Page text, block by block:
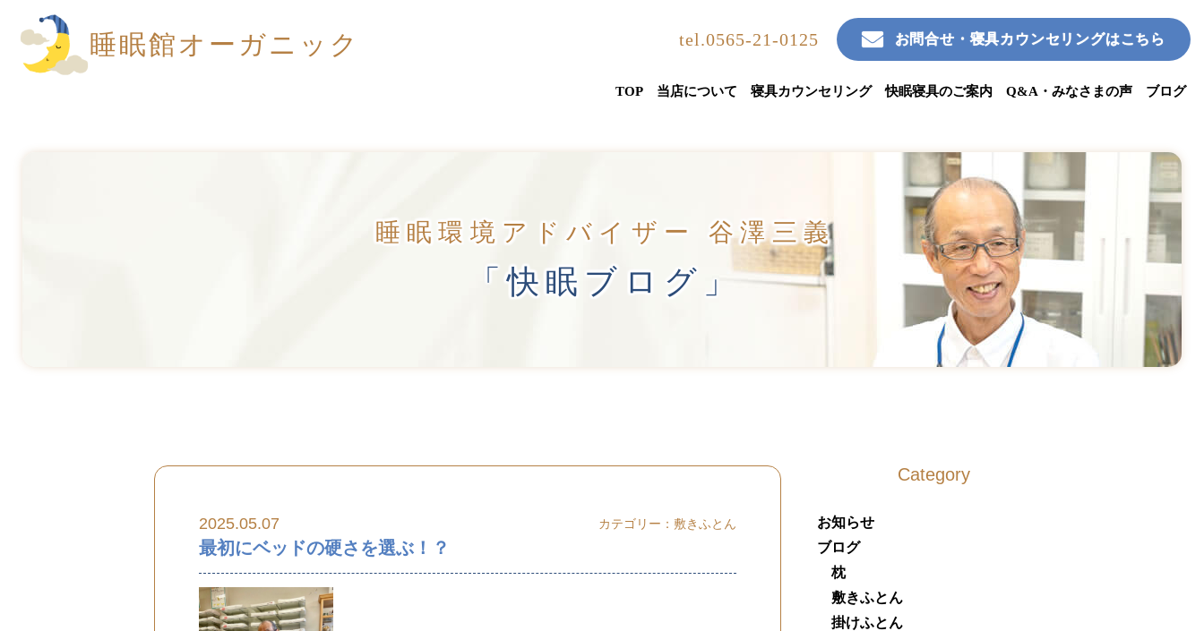
睡眠館オーガニック tel.0565-21-0125 お問合せ・寝具カウンセリングはこちら
TOP 当店について 寝具カウンセリング 快眠寝具のご案内 Q&A・みなさまの声 ブログ
睡眠環境アドバイザー 谷澤三義
「快眠ブログ」
2025.05.07 カテゴリー： 敷きふとん
最初にベッドの硬さを選ぶ！？
Category
お知らせ
ブログ
枕
敷きふとん
掛けふとん